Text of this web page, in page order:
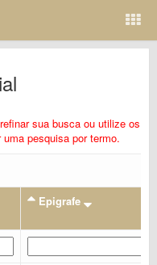
sua busca ou utilize os
pesquisa por termo.
Epigrafe